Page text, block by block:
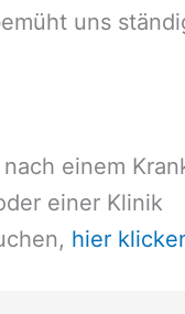
uns
einem
einer Klinik
hier